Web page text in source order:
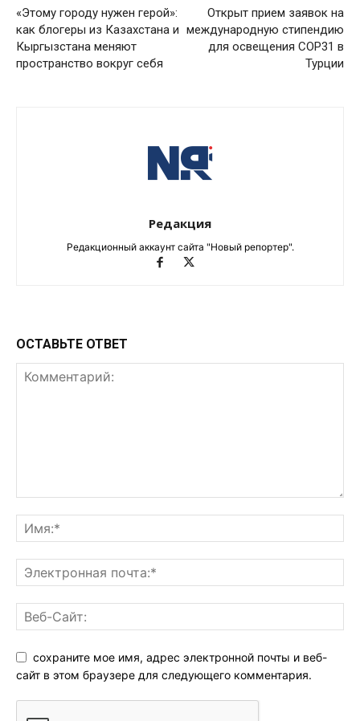
«Этому городу нужен герой»:
как блогеры из Казахстана и
Кыргызстана меняют
пространство вокруг себя
Открыт прием заявок на
международную стипендию
для освещения COP31 в
Турции
Редакция
Редакционный аккаунт сайта "Новый репортер".
ОСТАВЬТЕ ОТВЕТ
сохраните мое имя, адрес электронной почты и веб-
сайт в этом браузере для следующего комментария.